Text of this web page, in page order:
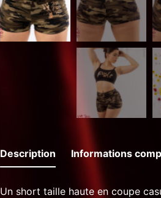
Description Informations
Un short taille haute en coupe